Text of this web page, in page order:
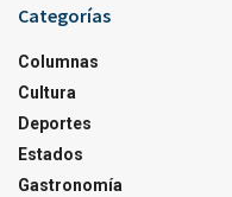
Categorías
Columnas
Cultura
Deportes
Estados
Gastronomía